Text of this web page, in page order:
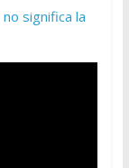
significa la